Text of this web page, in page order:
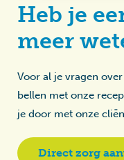
Heb je
meer
Voor al je vragen
bellen met onze
je door met onze
Direct zorg